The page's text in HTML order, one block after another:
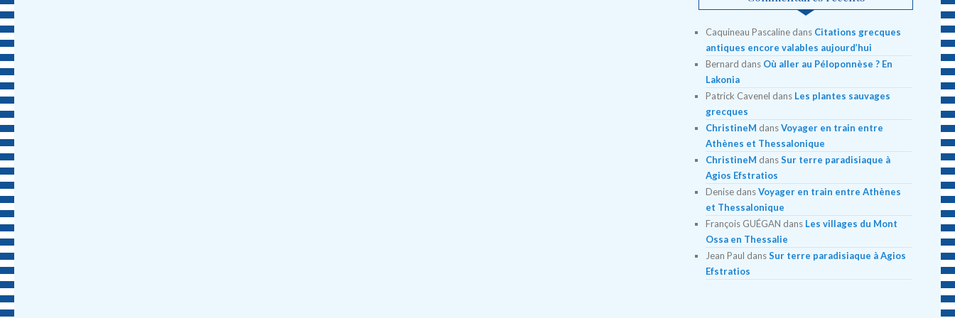
Caquineau Pascalinedans Citations grecques
antiques encore valables aujourd’hui
Bernard dans Où aller au Péloponnèse ? En
Lakonia
Patrick Cavenel dans Les plantes sauvages
grecques
ChristineM dansVoyager en train entre
Athènes et Thessalonique
ChristineM dansSur terre paradisiaque à
Agios Efstratios
DenisedansVoyager en train entre Athènes
et Thessalonique
François GUÉGAN dans Les villages du Mont
Ossa en Thessalie
Jean Paul dansSur terre paradisiaque à Agios
Efstratios